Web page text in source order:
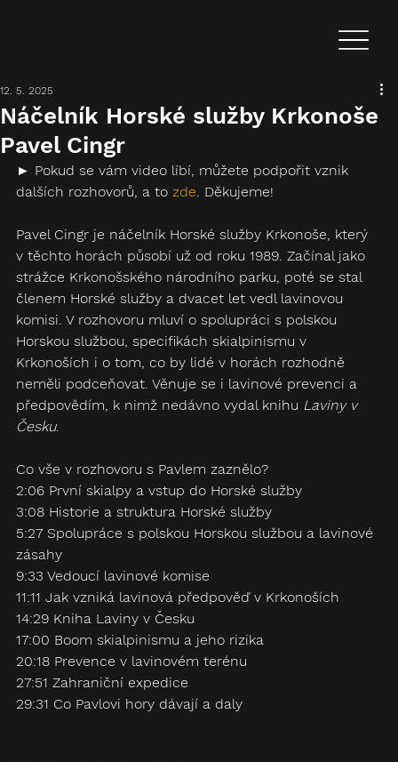
Náčelník Horské služby Krkonoše
Pavel Cingr
12. 5. 2025
► Pokud se vám video líbí, můžete podpořit vznik
dalších rozhovorů, a to zde. Děkujeme!
Pavel Cingr je náčelník Horské služby Krkonoše, který
v těchto horách působí už od roku 1989. Začínal jako
strážce Krkonošského národního parku, poté se stal
členem Horské služby a dvacet let vedl lavinovou
komisi. V rozhovoru mluví o spolupráci s polskou
Horskou službou, specifikách skialpinismu v
Krkonoších i o tom, co by lidé v horách rozhodně
neměli podceňovat. Věnuje se i lavinové prevenci a
předpovědím, k nimž nedávno vydal knihu Laviny v
Česku.
Co vše v rozhovoru s Pavlem zaznělo?
2:06 První skialpy a vstup do Horské služby
3:08 Historie a struktura Horské služby
5:27 Spolupráce s polskou Horskou službou a lavinové
zásahy
9:33 Vedoucí lavinové komise
11:11 Jak vzniká lavinová předpověď v Krkonoších
14:29 Kniha Laviny v Česku
17:00 Boom skialpinismu a jeho rizika
20:18 Prevence v lavinovém terénu
27:51 Zahraniční expedice
29:31 Co Pavlovi hory dávají a daly